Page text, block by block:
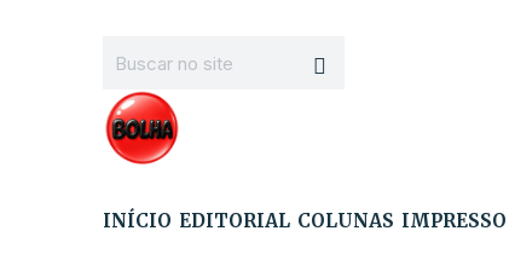
INÍCIO EDITORIAL COLUNAS IMPRESSO